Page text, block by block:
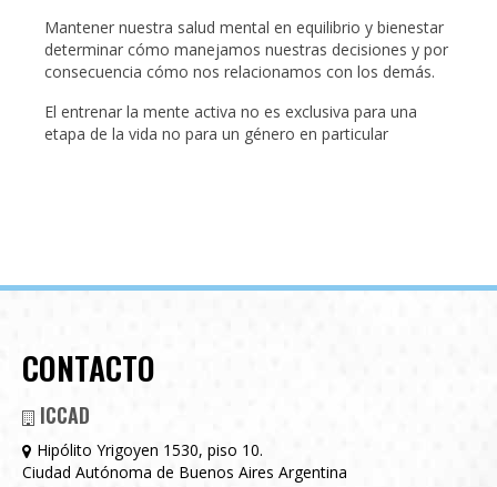
Mantener nuestra salud mental en equilibrio y bienestar
determinar cómo manejamos nuestras decisiones y por
consecuencia cómo nos relacionamos con los demás.
El entrenar la mente activa no es exclusiva para una
etapa de la vida no para un género en particular
CONTACTO
ICCAD
Hipólito Yrigoyen 1530, piso 10.
Ciudad Autónoma de Buenos Aires Argentina